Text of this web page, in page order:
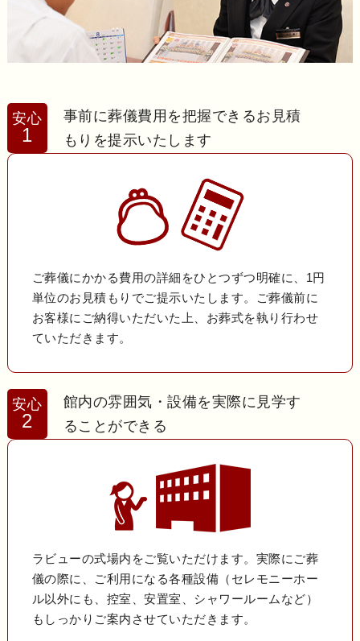
安心
1
事前に葬儀費用を把握できるお見積
もりを提示いたします
ご葬儀にかかる費用の詳細をひとつずつ明確に、1円
単位のお見積もりでご提示いたします。ご葬儀前に
お客様にご納得いただいた上、お葬式を執り行わせ
ていただきます。
安心
2
館内の雰囲気・設備を実際に見学す
ることができる
ラビューの式場内をご覧いただけます。実際にご葬
儀の際に、ご利用になる各種設備（セレモニーホー
ル以外にも、控室、安置室、シャワールームなど）
もしっかりご案内させていただきます。